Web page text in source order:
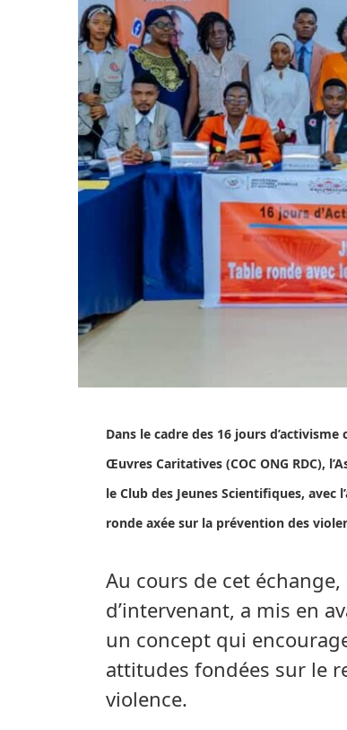
Dans le cadre des 16 jours
Œuvres Caritatives (COC ONG RDC),
le Club des Jeunes Scientifiques, avec
ronde axée sur la prévention des
Au cours de cet
d’intervenant, a mis en
un concept qui
attitudes fondées sur le
violence.